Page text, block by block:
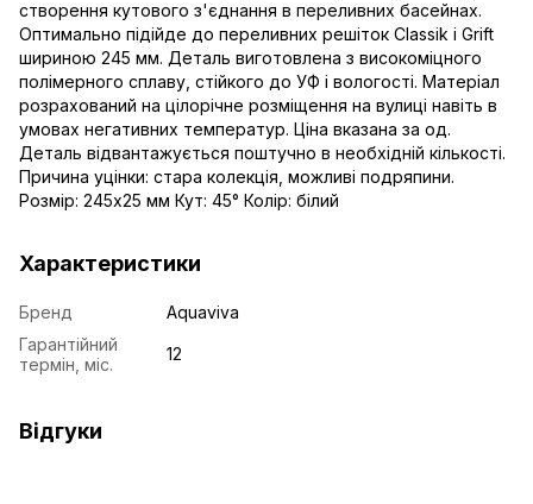
створення кутового з'єднання в переливних басейнах.
Оптимально підійде до переливних решіток Classik і Grift
шириною 245 мм. Деталь виготовлена ​​з високоміцного
полімерного сплаву, стійкого до УФ і вологості. Матеріал
розрахований на цілорічне розміщення на вулиці навіть в
умовах негативних температур. Ціна вказана за од.
Деталь відвантажується поштучно в необхідній кількості.
Причина уцінки: стара колекція, можливі подряпини.
Розмір: 245х25 мм Кут: 45° Колір: білий
Характеристики
Бренд
Aquaviva
Гарантійний
термін, міс.
12
Відгуки